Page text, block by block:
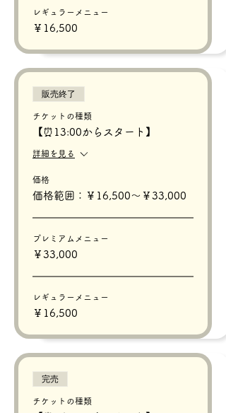
レギュラーメニュー
￥16,500
販売終了
チケットの種類
【⏰13:00からスタート】
詳細を見る
価格
価格範囲：￥16,500〜￥33,000
プレミアムメニュー
￥33,000
レギュラーメニュー
￥16,500
完売
チケットの種類